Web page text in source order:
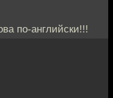
по-английски!!!